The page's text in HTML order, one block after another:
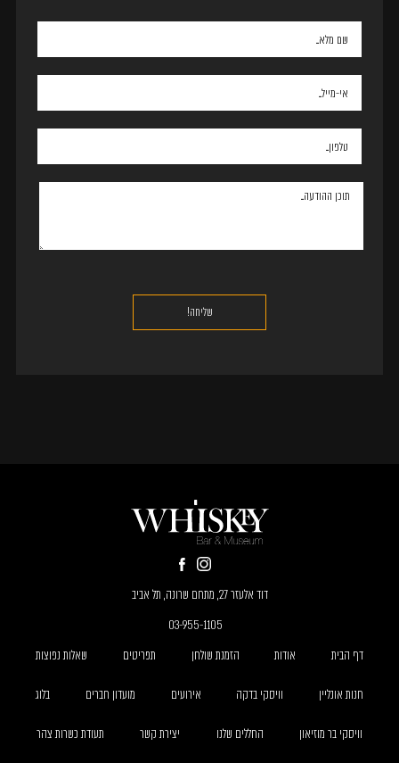
מלאו
טופס
להזמנת
אירוע
בר
דוד אלעזר 27, מתחם שרונה, תל אביב
03-955-1105
דף הבית
אודות הזמנת שולחן תפריטים שאלות נפוצות
חנות אונליין וויסקי בדקה אירועים מועדון חברים בלוג
וויסקי בר מוזיאון החללים שלנו יצירת קשר תעודת כשרות צהר